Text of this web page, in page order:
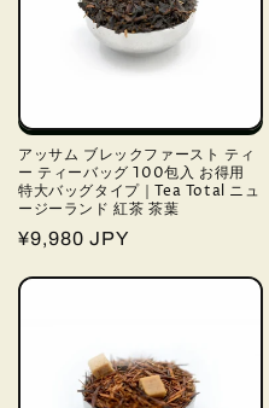
アッサム ブレックファースト ティ
ー ティーバッグ 100包入 お得用
特大バッグタイプ｜Tea Total ニュ
ージーランド 紅茶 茶葉
通
価
¥9,980 JPY